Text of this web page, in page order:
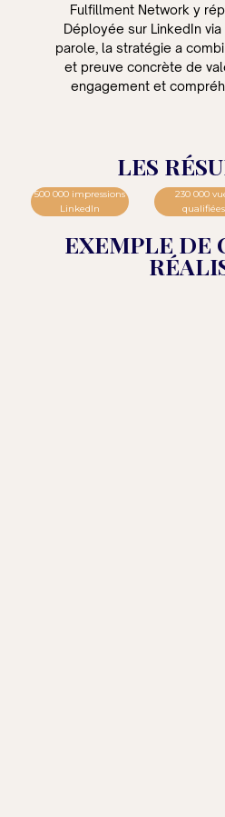
Fulfillment Network y
Déployée sur LinkedIn
parole, la stratégie a
et preuve concrète de
engagement et
LES
500 000 impressions
LinkedIn
230 000
qualifiées
EXEMPLE DE